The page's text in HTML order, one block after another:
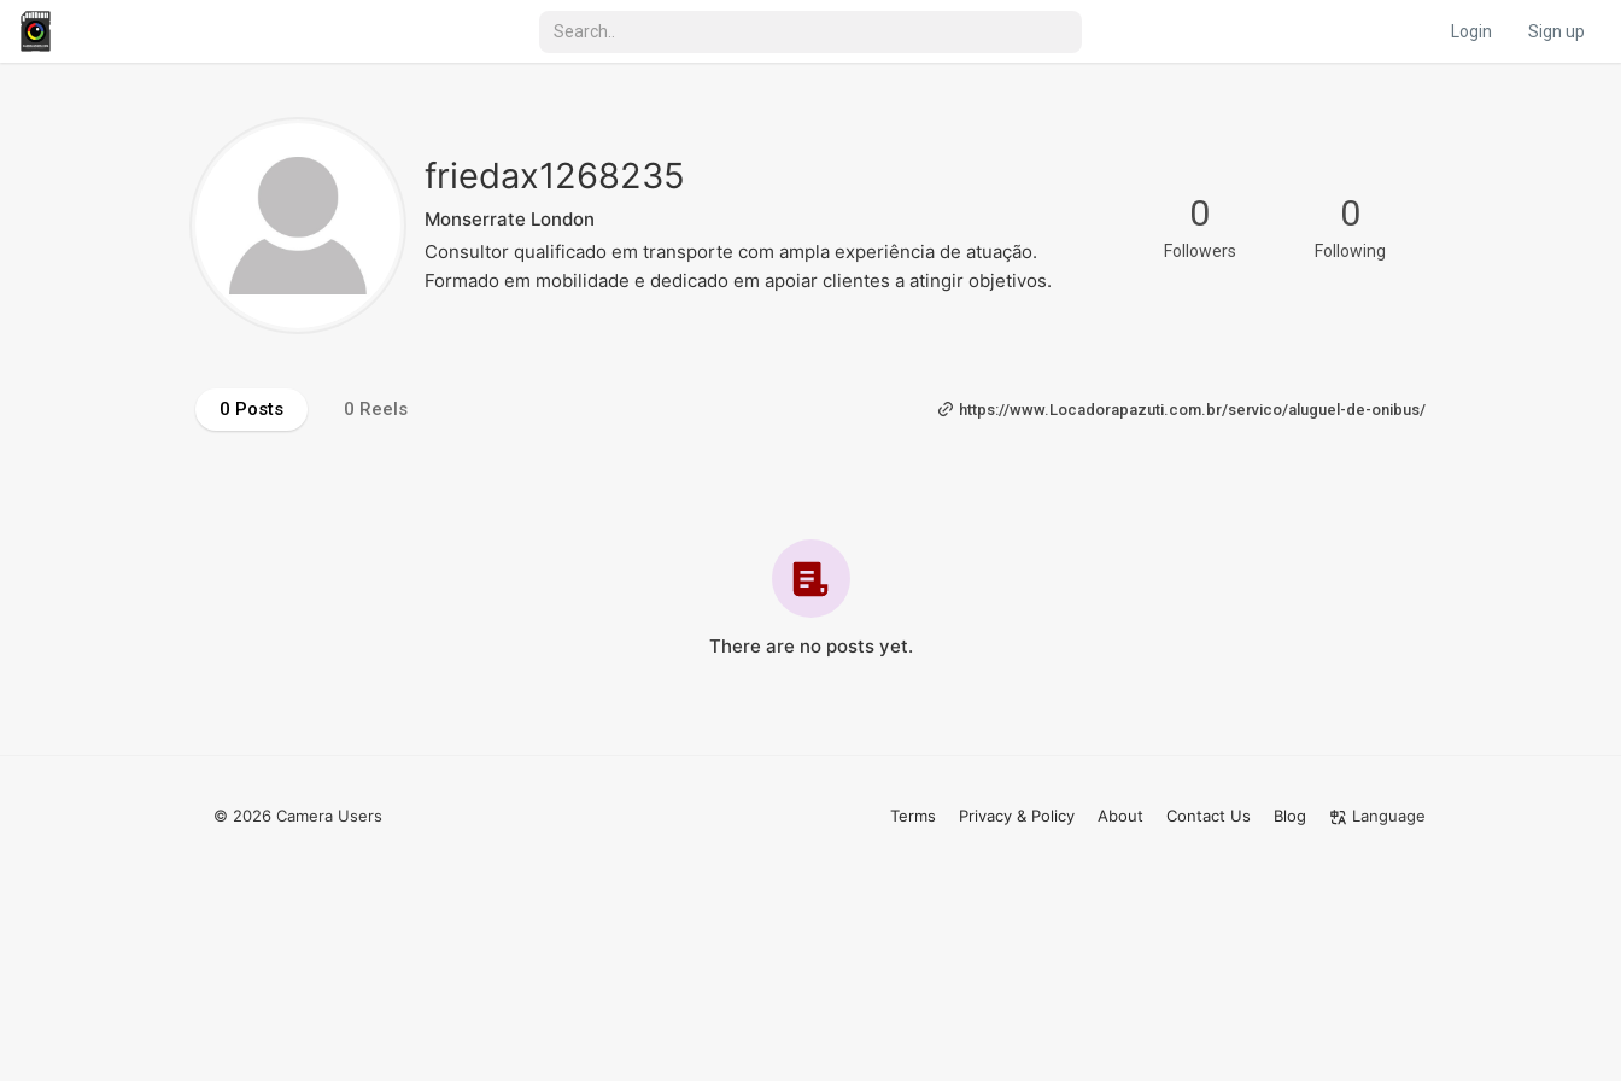
Login Sign up
friedax1268235
Monserrate London
Consultor qualificado em transporte com ampla experiência de atuação.
Formado em mobilidade e dedicado em apoiar clientes a atingir objetivos.
0
Followers
0
Following
https://www.Locadorapazuti.com.br/servico/aluguel-de-onibus/
0 Posts 0 Reels
There are no posts yet.
Terms Privacy & Policy About Contact Us Blog Language
© 2026 Camera Users